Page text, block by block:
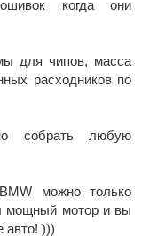
когда они
для чипов, масса
расходников по
собрать любую
можно только
мощный мотор и вы
авто! )))